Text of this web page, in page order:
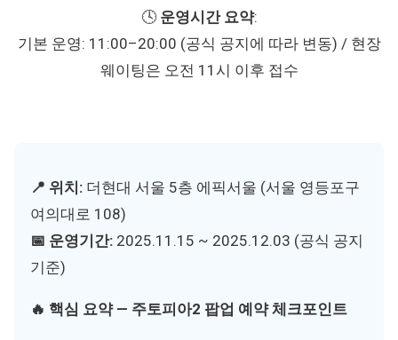
🕓 운영시간 요약:
기본 운영: 11:00–20:00 (공식 공지에 따라 변동) / 현장
웨이팅은 오전 11시 이후 접수
📍 위치: 더현대 서울 5층 에픽서울 (서울 영등포구
여의대로 108)
📅 운영기간: 2025.11.15 ~ 2025.12.03 (공식 공지
기준)
🔥 핵심 요약 — 주토피아2 팝업 예약 체크포인트